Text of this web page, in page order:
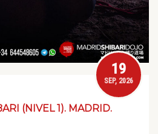
19
SEP, 2026
(NIVEL 1). MADRID.